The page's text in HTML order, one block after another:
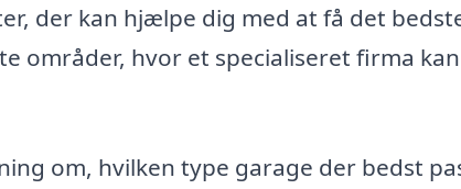
der kan hjælpe dig med at få det
områder, hvor et specialiseret firma kan
om, hvilken type garage der bedst